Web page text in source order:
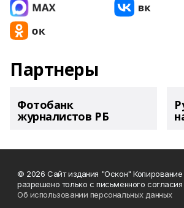
Партнеры
Фотобанк
журналистов РБ
© 2026 Сайт издания "Оскон"
разрешено только с письменного
Об использовании персональных данных